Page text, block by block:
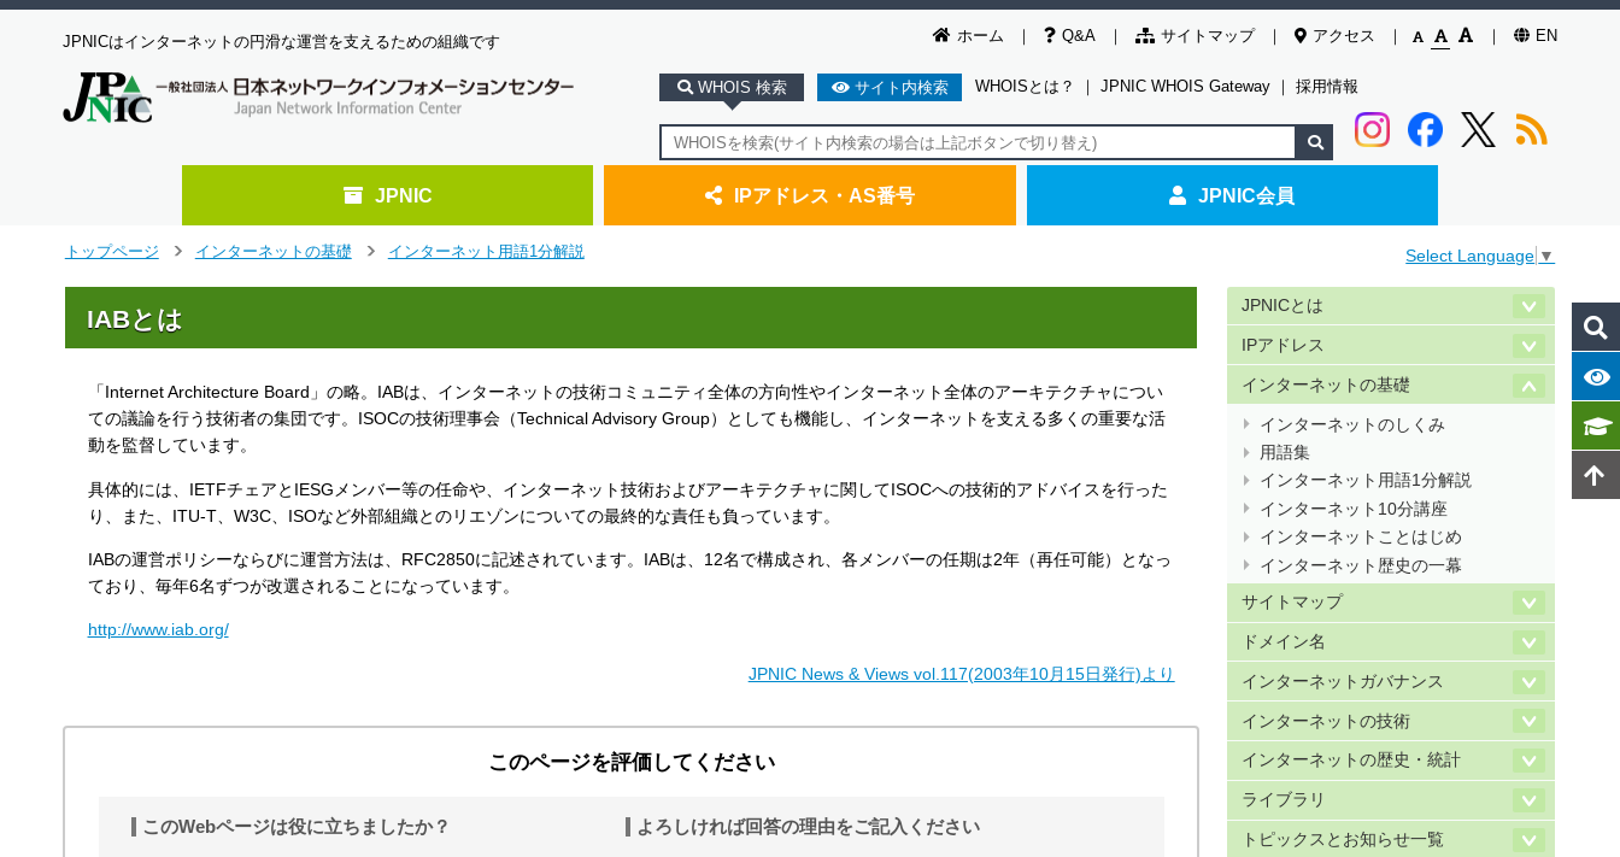
ホーム Q&A サイトマップ アクセス EN
JPNICはインターネットの円滑な運営を支えるための組織です
WHOIS 検索 サイト内検索 WHOISとは？ ｜ JPNIC WHOIS Gateway ｜ 採用情報
JPNIC IPアドレス・AS番号 JPNIC会員
トップページ
インターネットの基礎
インターネット用語1分解説 Select Language ▼
IABとは
「Internet Architecture Board」の略。IABは、インターネットの技術コミュニティ全体の方向性やインターネット全体のアーキテクチャについ
ての議論を行う技術者の集団です。ISOCの技術理事会（Technical Advisory Group）としても機能し、インターネットを支える多くの重要な活
動を監督しています。
具体的には、IETFチェアとIESGメンバー等の任命や、インターネット技術およびアーキテクチャに関してISOCへの技術的アドバイスを行った
り、また、ITU-T、W3C、ISOなど外部組織とのリエゾンについての最終的な責任も負っています。
IABの運営ポリシーならびに運営方法は、RFC2850に記述されています。IABは、12名で構成され、各メンバーの任期は2年（再任可能）となっ
ており、毎年6名ずつが改選されることになっています。
http://www.iab.org/
JPNIC News & Views vol.117(2003年10月15日発行)より
JPNICとは
IPアドレス
インターネットの基礎
インターネットのしくみ
用語集
インターネット用語1分解説
インターネット10分講座
インターネットことはじめ
インターネット歴史の一幕
サイトマップ
ドメイン名
インターネットガバナンス
インターネットの技術
インターネットの歴史・統計
ライブラリ
トピックスとお知らせ一覧
このページを評価してください
このWebページは役に立ちましたか？ よろしければ回答の理由をご記入ください